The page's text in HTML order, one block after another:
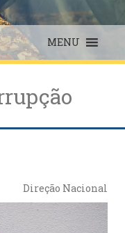
MENU
Direção Nacional